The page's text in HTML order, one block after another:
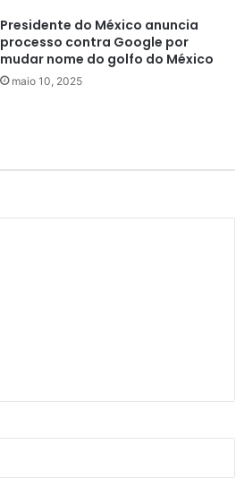
Presidente do México anuncia
processo contra Google por
mudar nome do golfo do México
maio 10, 2025